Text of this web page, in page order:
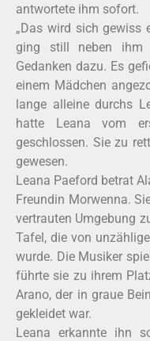
antwortete ihm sofort.
„Das wird sich gewiss
ging still neben ihm
Gedanken dazu. Es
einem Mädchen
lange alleine durchs
hatte Leana vom
geschlossen. Sie zu
gewesen.
Leana Paeford betrat
Freundin Morwenna.
vertrauten Umgebung
Tafel, die von
wurde. Die Musiker
führte sie zu ihrem
Arano, der in graue
gekleidet war.
Leana erkannte ihn